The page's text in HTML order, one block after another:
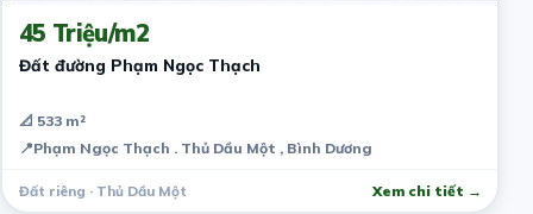
45 Triệu/m2
Đất đường Phạm Ngọc Thạch
📐 533 m²
📍Phạm Ngọc Thạch . Thủ Dầu Một , Bình Dương
Đất riêng · Thủ Dầu Một Xem chi tiết →